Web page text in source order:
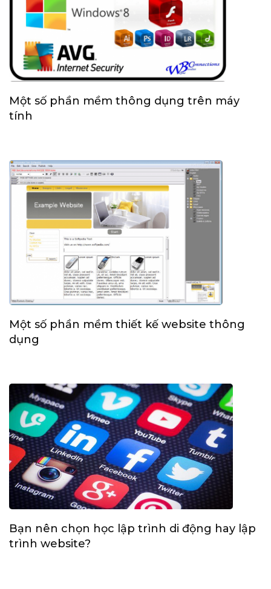
Một số phần mềm thông dụng trên máy
tính
Một số phần mềm thiết kế website thông
dụng
Bạn nên chọn học lập trình di động hay lập
trình website?